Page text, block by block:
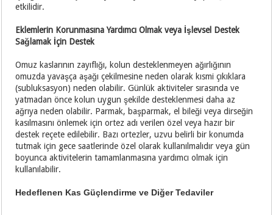
etkilidir.
Eklemlerin Korunmasına Yardımcı Olmak veya İşlevsel Destek
Sağlamak İçin Destek
Omuz kaslarının zayıflığı, kolun desteklenmeyen ağırlığının
omuzda yavaşça aşağı çekilmesine neden olarak kısmi çıkıklara
(subluksasyon) neden olabilir. Günlük aktiviteler sırasında ve
yatmadan önce kolun uygun şekilde desteklenmesi daha az
ağrıya neden olabilir. Parmak, başparmak, el bileği veya dirseğin
kasılmasını önlemek için ortez adı verilen özel veya hazır bir
destek reçete edilebilir. Bazı ortezler, uzvu belirli bir konumda
tutmak için gece saatlerinde özel olarak kullanılmalıdır veya gün
boyunca aktivitelerin tamamlanmasına yardımcı olmak için
kullanılabilir.
Hedeflenen Kas Güçlendirme ve Diğer Tedaviler